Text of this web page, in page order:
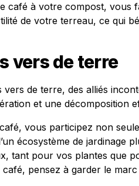
café à votre compost, vous
de votre terreau, ce qui
vers de terre
vers de terre, des alliés
et une décomposition
vous participez non
écosystème de jardinage
tant pour vos plantes que
pensez à garder le